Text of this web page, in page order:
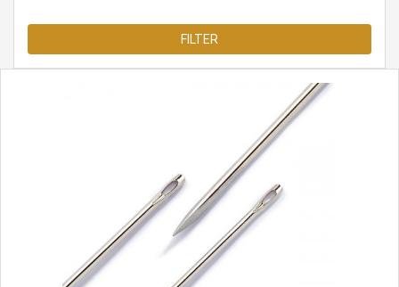
FILTER